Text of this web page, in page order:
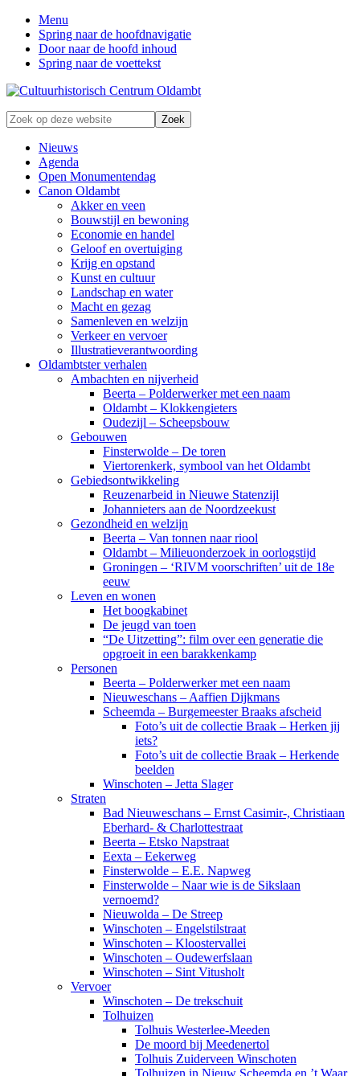
Menu
Spring naar de hoofdnavigatie
Door naar de hoofd inhoud
Spring naar de voettekst
Zonder
verleden
geen
toekomst
Zoek
op
deze
website
Nieuws
Agenda
Open Monumentendag
Canon Oldambt
Akker en veen
Bouwstijl en bewoning
Economie en handel
Geloof en overtuiging
Krijg en opstand
Kunst en cultuur
Landschap en water
Macht en gezag
Samenleven en welzijn
Verkeer en vervoer
Illustratieverantwoording
Oldambtster verhalen
Ambachten en nijverheid
Beerta – Polderwerker met een naam
Oldambt – Klokkengieters
Oudezijl – Scheepsbouw
Gebouwen
Finsterwolde – De toren
Viertorenkerk, symbool van het Oldambt
Gebiedsontwikkeling
Reuzenarbeid in Nieuwe Statenzijl
Johannieters aan de Noordzeekust
Gezondheid en welzijn
Beerta – Van tonnen naar riool
Oldambt – Milieuonderzoek in oorlogstijd
Groningen – ‘RIVM voorschriften’ uit de 18e
eeuw
Leven en wonen
Het boogkabinet
De jeugd van toen
“De Uitzetting”: film over een generatie die
opgroeit in een barakkenkamp
Personen
Beerta – Polderwerker met een naam
Nieuweschans – Aaffien Dijkmans
Scheemda – Burgemeester Braaks afscheid
Foto’s uit de collectie Braak – Herken jij
iets?
Foto’s uit de collectie Braak – Herkende
beelden
Winschoten – Jetta Slager
Straten
Bad Nieuweschans – Ernst Casimir-, Christiaan
Eberhard- & Charlottestraat
Beerta – Etsko Napstraat
Eexta – Eekerweg
Finsterwolde – E.E. Napweg
Finsterwolde – Naar wie is de Sikslaan
vernoemd?
Nieuwolda – De Streep
Winschoten – Engelstilstraat
Winschoten – Kloostervallei
Winschoten – Oudewerfslaan
Winschoten – Sint Vitusholt
Vervoer
Winschoten – De trekschuit
Tolhuizen
Tolhuis Westerlee-Meeden
De moord bij Meedenertol
Tolhuis Zuiderveen Winschoten
Tolhuizen in Nieuw Scheemda en ’t Waar